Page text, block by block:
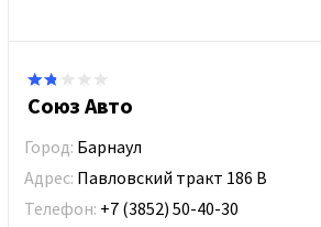
Союз Авто
Город: Барнаул
Адрес: Павловский тракт 186 В
Телефон: +7 (3852) 50-40-30